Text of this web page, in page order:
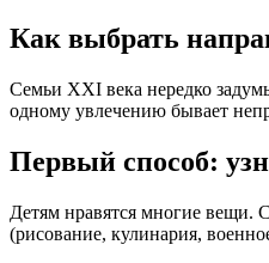
Как выбрать
Семьи XXI века нередко
одному увлечению бывает
Первый способ:
Детям нравятся многие вещи.
(рисование, кулинария,